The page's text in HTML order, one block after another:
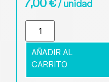
7,00€/ unidad
AÑADIR AL
CARRITO